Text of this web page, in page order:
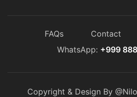
FAQs Contact
WhatsApp: +999
Copyright & Design By